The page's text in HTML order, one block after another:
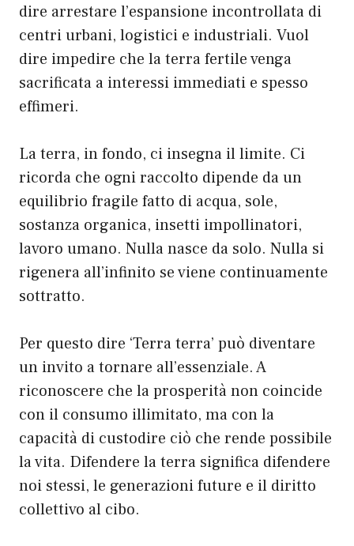
dire arrestare l’espansione incontrollata di
centri urbani, logistici e industriali. Vuol
dire impedire che la terra fertile venga
sacrificata a interessi immediati e spesso
effimeri.
La terra, in fondo, ci insegna il limite. Ci
ricorda che ogni raccolto dipende da un
equilibrio fragile fatto di acqua, sole,
sostanza organica, insetti impollinatori,
lavoro umano. Nulla nasce da solo. Nulla si
rigenera all’infinito se viene continuamente
sottratto.
Per questo dire ‘Terra terra’ può diventare
un invito a tornare all’essenziale. A
riconoscere che la prosperità non coincide
con il consumo illimitato, ma con la
capacità di custodire ciò che rende possibile
la vita. Difendere la terra significa difendere
noi stessi, le generazioni future e il diritto
collettivo al cibo.